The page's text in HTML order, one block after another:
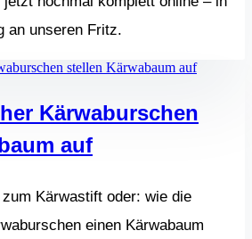
an unseren Fritz.
Kärwaburschen
auf
Kärwastift oder: wie die
einen Kärwabaum